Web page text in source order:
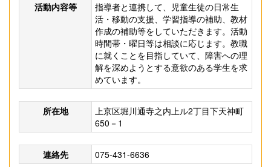
活動内容等
指導者と連携して、児童生徒の日常生
活・移動の支援、学習指導の補助、教材
作成の補助等をしていただきます。活動
時間帯・曜日等は相談に応じます。教職
に就くことを目指していて、障害への理
解を深めようとする意欲のある学生を求
めています。
所在地
上京区堀川通寺之内上ル2丁目下天神町
650－1
連絡先 075-431-6636